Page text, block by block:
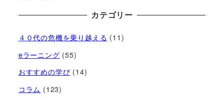
カテゴリー
４０代の危機を乗り越える (11)
eラーニング (55)
おすすめの学び (14)
コラム (123)